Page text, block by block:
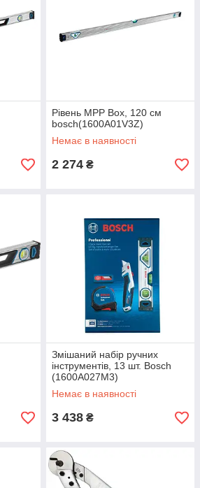
Рівень MPP Box, 120 см
bosch(1600A01V3Z)
Немає в наявності
2 274 ₴
Змішаний набір ручних
інструментів, 13 шт. Bosch
(1600A027M3)
Немає в наявності
3 438 ₴